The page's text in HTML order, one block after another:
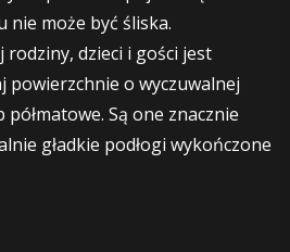
nie może być śliska.
dzieci i gości jest
powierzchnie o wyczuwalnej
Są one znacznie
gładkie podłogi wykończone